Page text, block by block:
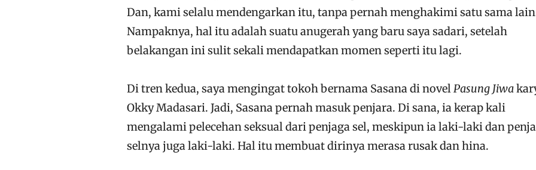
Dan, kami selalu mendengarkan itu, tanpa pernah menghakimi satu sama
Nampaknya, hal itu adalah suatu anugerah yang baru saya sadari, setelah
belakangan ini sulit sekali mendapatkan momen seperti itu lagi.
Di tren kedua, saya mengingat tokoh bernama Sasana di novel Pasung Jiwa
Okky Madasari. Jadi, Sasana pernah masuk penjara. Di sana, ia kerap kali
mengalami pelecehan seksual dari penjaga sel, meskipun ia laki-laki dan
selnya juga laki-laki. Hal itu membuat dirinya merasa rusak dan hina.